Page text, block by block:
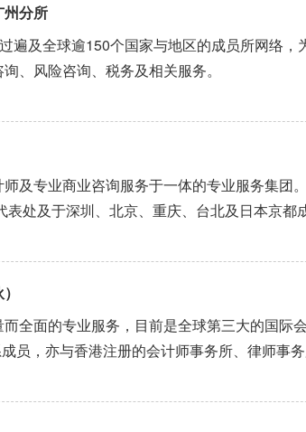
州分所
遍及全球逾150个国家与地区的成员所网络，
、风险咨询、税务及相关服务。
及专业商业咨询服务于一体的专业服务集团
处及于深圳、北京、重庆、台北及日本京都
、跨境投资及其他商业咨询等服务及合适的...
全面的专业服务，目前是全球第三大的国际
员，亦与香港注册的会计师事务所、律师事
包括中港两地注册会计师、税务师...